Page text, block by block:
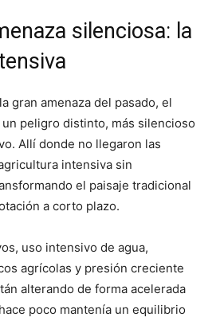
silenciosa: la
gran amenaza del pasado, el
peligro distinto, más silencioso
Allí donde no llegaron las
intensiva sin
el paisaje tradicional
a corto plazo.
uso intensivo de agua,
agrícolas y presión creciente
alterando de forma acelerada
poco mantenía un equilibrio